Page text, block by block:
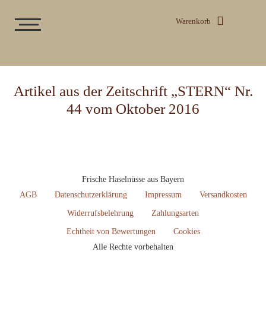
Warenkorb
Artikel aus der Zeitschrift „STERN“ Nr.
44 vom Oktober 2016
Frische Haselnüsse aus Bayern
AGB
Datenschutzerklärung Impressum Versandkosten
Widerrufsbelehrung Zahlungsarten
Echtheit von Bewertungen
Cookies
Alle Rechte vorbehalten